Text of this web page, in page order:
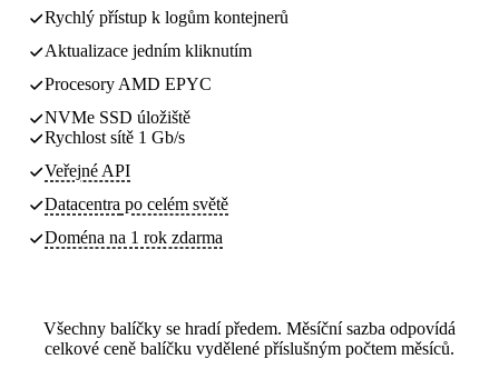
Rychlý přístup k logům kontejnerů
Aktualizace jedním kliknutím
Procesory AMD EPYC
NVMe SSD úložiště
Rychlost sítě 1 Gb/s
Veřejné API
Datacentra po celém světě
Doména na 1 rok zdarma
Všechny balíčky se hradí předem. Měsíční sazba odpovídá
celkové ceně balíčku vydělené příslušným počtem měsíců.